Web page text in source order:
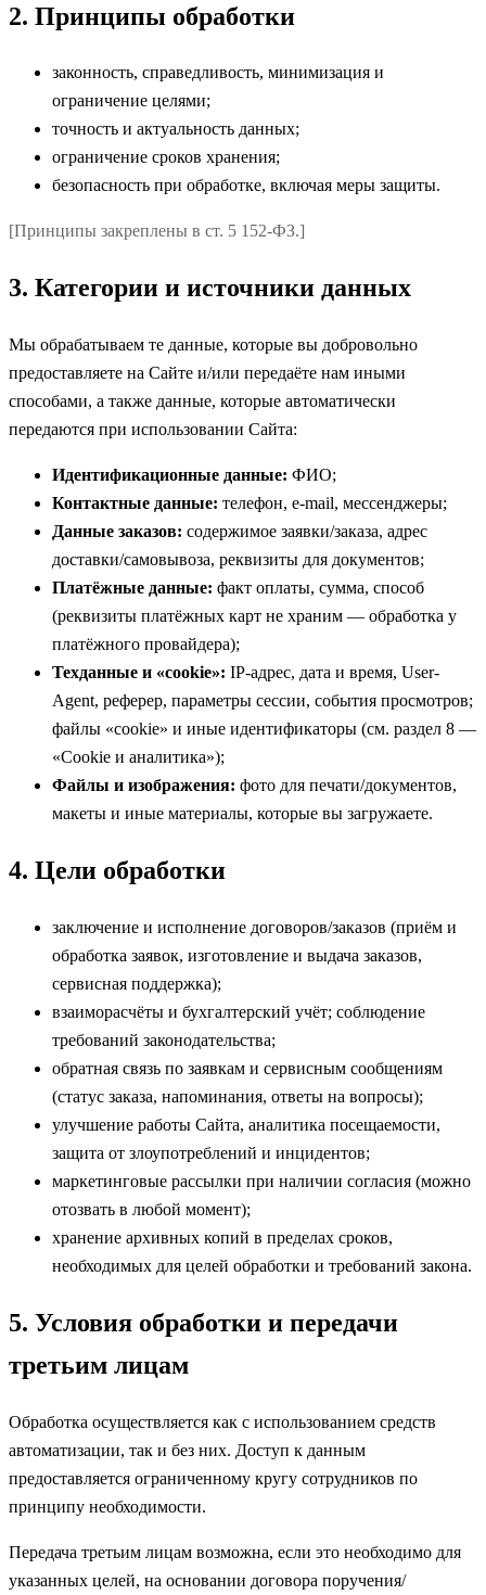
2. Принципы обработки
законность, справедливость, минимизация и
ограничение целями;
точность и актуальность данных;
ограничение сроков хранения;
безопасность при обработке, включая меры защиты.
[Принципы закреплены в ст. 5 152-ФЗ.]
3. Категории и источники данных
Мы обрабатываем те данные, которые вы добровольно
предоставляете на Сайте и/или передаёте нам иными
способами, а также данные, которые автоматически
передаются при использовании Сайта:
Идентификационные данные: ФИО;
Контактные данные: телефон, e-mail, мессенджеры;
Данные заказов: содержимое заявки/заказа, адрес
доставки/самовывоза, реквизиты для документов;
Платёжные данные: факт оплаты, сумма, способ
(реквизиты платёжных карт не храним — обработка у
платёжного провайдера);
Техданные и «cookie»: IP-адрес, дата и время, User-
Agent, реферер, параметры сессии, события просмотров;
файлы «cookie» и иные идентификаторы (см. раздел 8 —
«Cookie и аналитика»);
Файлы и изображения: фото для печати/документов,
макеты и иные материалы, которые вы загружаете.
4. Цели обработки
заключение и исполнение договоров/заказов (приём и
обработка заявок, изготовление и выдача заказов,
сервисная поддержка);
взаиморасчёты и бухгалтерский учёт; соблюдение
требований законодательства;
обратная связь по заявкам и сервисным сообщениям
(статус заказа, напоминания, ответы на вопросы);
улучшение работы Сайта, аналитика посещаемости,
защита от злоупотреблений и инцидентов;
маркетинговые рассылки при наличии согласия (можно
отозвать в любой момент);
хранение архивных копий в пределах сроков,
необходимых для целей обработки и требований закона.
5. Условия обработки и передачи
третьим лицам
Обработка осуществляется как с использованием средств
автоматизации, так и без них. Доступ к данным
предоставляется ограниченному кругу сотрудников по
принципу необходимости.
Передача третьим лицам возможна, если это необходимо для
указанных целей, на основании договора поручения/